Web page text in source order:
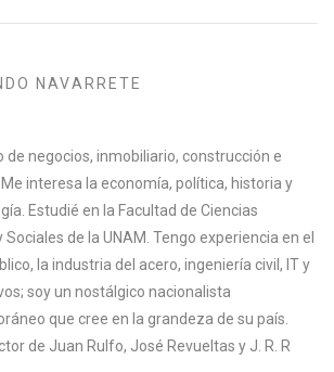
NAVARRETE
de negocios, inmobiliario, construcción e
interesa la economía, política, historia y
Estudié en la Facultad de Ciencias
Sociales de la UNAM. Tengo experiencia en el
la industria del acero, ingeniería civil, IT y
soy un nostálgico nacionalista
que cree en la grandeza de su país.
de Juan Rulfo, José Revueltas y J. R. R